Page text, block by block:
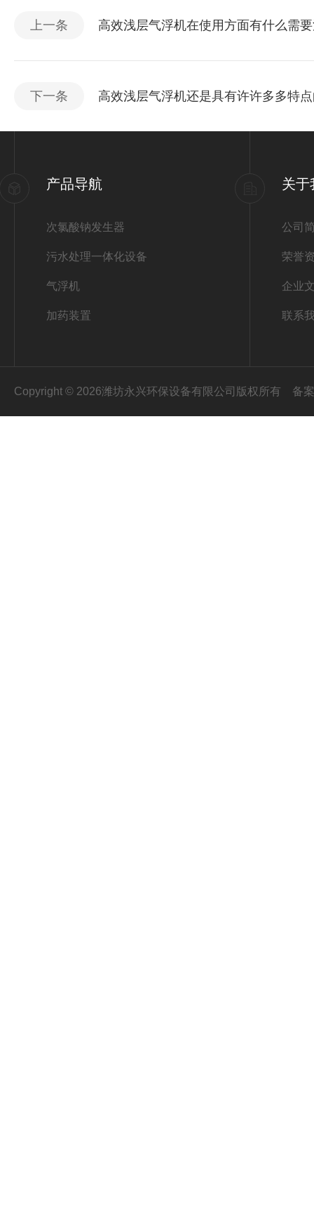
上一条 高效浅层气浮机在使用方面有什么需
下一条 高效浅层气浮机还是具有许许多多特
产品导航
次氯酸钠发生器
污水处理一体化设备
气浮机
加药装置
关于
公司
荣誉
企业
联系
Copyright © 2026潍坊永兴环保设备有限公司版权所有 备